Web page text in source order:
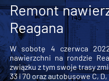
Remont
Reagana
W sobotę 4 czerwca
nawierzchni na rondzie
związku z tym swoje trasy
33 i 70 oraz autobusowe C, D,